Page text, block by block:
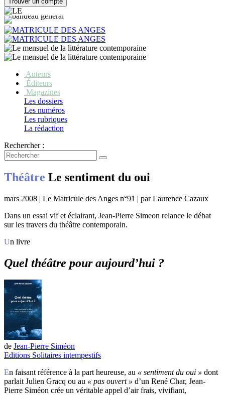
Auteurs
Éditeurs
Magazines
Les dossiers
Les numéros
Les rubriques
La rédaction
Rechercher :
Théâtre Le sentiment du oui
mars 2008 | Le Matricule des Anges n°91 | par Laurence Cazaux
Dans un essai vif et éclairant, Jean-Pierre Simeon relance le débat
sur les travers du théâtre contemporain.
Un livre
Quel théâtre pour aujourd’hui ?
de Jean-Pierre Siméon
Editions Solitaires intempestifs
En faisant référence à la part heureuse, au « sentiment du oui » dont
parlait Julien Gracq ou au « pas ouvert » d’un René Char, Jean-
Pierre Siméon crée un véritable appel d’air frais, vivifiant,